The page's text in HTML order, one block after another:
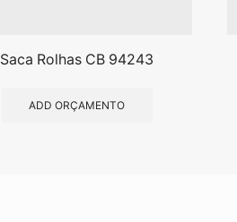
Saca Rolhas CB 94243
ADD ORÇAMENTO